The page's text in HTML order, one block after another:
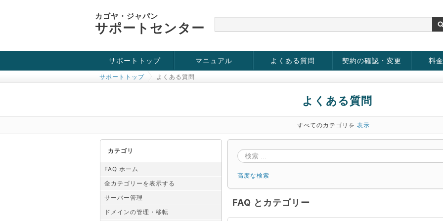
カゴヤ・ジャパン
サポートセンター
サポートトップ
お役立ち情報
チュートリアル
障害・メンテナンス情報
マニュアル よくある質問 契約の確認・変更 料
サポートトップ よくある質問
よくある質問
すべてのカテゴリを 表示
カテゴリ
FAQ ホーム
全カテゴリーを表示する
サーバー管理
ドメインの管理・移転
高度な検索
FAQ とカテゴリー